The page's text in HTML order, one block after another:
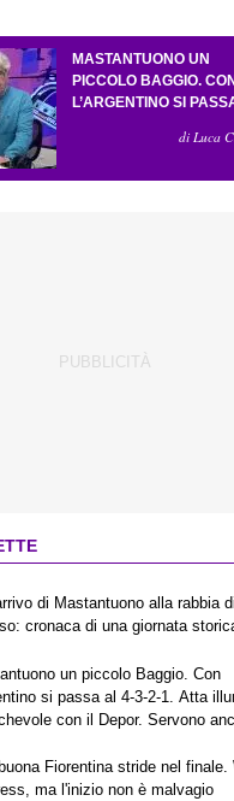
MASTANTUONO UN
PICCOLO BAGGIO. CON
L’ARGENTINO SI
L’AMICHEVOLE CON IL
di Luca
di Mastantuono alla rabbia di
cronaca di una giornata
un piccolo Baggio. Con
si passa al 4-3-2-1. Atta
con il Depor. Servono
un finale senza vincitori
Fiorentina stride nel finale.
ma l'inizio non è malvagio